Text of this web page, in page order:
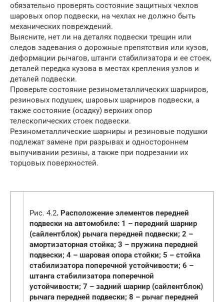
обязательно проверять состояние защитных чехлов
шаровых опор подвески, на чехлах не должно быть
механических повреждений.
Выясните, нет ли на деталях подвески трещин или
следов задевания о дорожные препятствия или кузов,
деформации рычагов, штанги стабилизатора и ее стоек,
деталей передка кузова в местах крепления узлов и
деталей подвески.
Проверьте состояние резинометаллических шарниров,
резиновых подушек, шаровых шарниров подвески, а
также состояние (осадку) верхних опор
телескопических стоек подвески.
Резинометаллические шарниры и резиновые подушки
подлежат замене при разрывах и одностороннем
выпучивании резины, а также при подрезании их
торцовых поверхностей.
Рис. 4.2. Расположение элементов передней
подвески на автомобиле: 1 – передний шарнир
(сайлентблок) рычага передней подвески; 2 –
амортизаторная стойка; 3 – пружина передней
подвески; 4 – шаровая опора стойки; 5 – стойка
стабилизатора поперечной устойчивости; 6 –
штанга стабилизатора поперечной
устойчивости; 7 – задний шарнир (сайлентблок)
рычага передней подвески; 8 – рычаг передней